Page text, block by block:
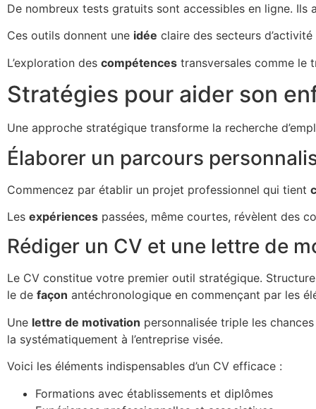
De nombreux tests gratuits sont accessibles en ligne.
Ces outils donnent une idée claire des secteurs
L’exploration des compétences transversales comme le
Stratégies pour aider son
Une approche stratégique transforme la recherche
Élaborer un parcours
Commencez par établir un projet professionnel qui tient
Les expériences passées, même courtes, révèlent des
Rédiger un CV et une lettre de
Le CV constitue votre premier outil stratégique.
le de façon antéchronologique en commençant par les
Une lettre de motivation personnalisée triple les
la systématiquement à l’entreprise visée.
Voici les éléments indispensables d’un CV efficace :
Formations avec établissements et diplômes